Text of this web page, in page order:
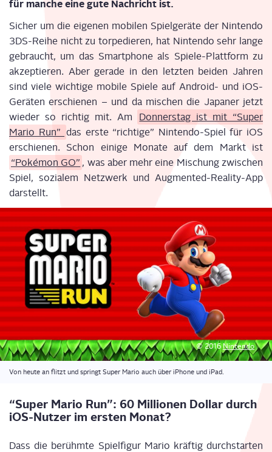
für man­che eine gute Nach­richt ist.
Sicher um die eige­nen mobi­len Spiel­ge­rä­te der Nin­ten­do
3DS-Rei­he nicht zu tor­pe­die­ren, hat Nin­ten­do sehr lan­ge
gebraucht, um das Smart­phone als Spie­le-Platt­form zu
akzep­tie­ren. Aber gera­de in den letz­ten bei­den Jah­ren
sind vie­le wich­ti­ge mobi­le Spie­le auf Android- und iOS-
Gerä­ten erschie­nen – und da mischen die Japa­ner jetzt
wie­der so rich­tig mit. Am
Don­ners­tag ist mit “Super
Mario Run” das ers­te “rich­ti­ge” Nin­ten­do-Spiel für iOS
erschie­nen. Schon eini­ge Mona­te auf dem Markt ist
“Poké­mon GO” , was aber mehr eine Mischung zwi­schen
Spiel, sozia­lem Netz­werk und Aug­men­ted-Rea­li­ty-App
darstellt.
© 2016Nin­ten­do
Von heu­te an flitzt und springt Super Mario auch über iPho­ne und iPad.
“Super Mario Run”: 60 Mil­lio­nen Dol­lar durch
iOS-Nut­zer im ers­ten Monat?
Dass die berühm­te Spiel­fi­gur Mario kräf­tig durch­star­ten